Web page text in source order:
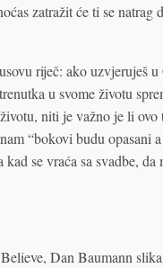
zatražit će ti se
riječ: ako uzvjeruješ
u svome životu
niti je važno je li
“bokovi budu
kad se vraća sa svadbe,
Dan Baumann